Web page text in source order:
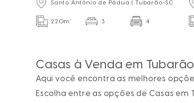
Santo Antônio de Pádua | Tubarão-SC
220m² 3 4
Casas à Venda em Tubarão
Aqui você encontra as melhores
Escolha entre as opções de Casas em